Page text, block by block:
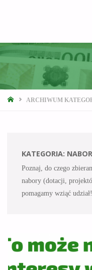
STRONA
ARCHIWUM
KATEGORIA: NABOR
Poznaj, do czego
nabory (dotacji,
pomagamy wziąć udział!